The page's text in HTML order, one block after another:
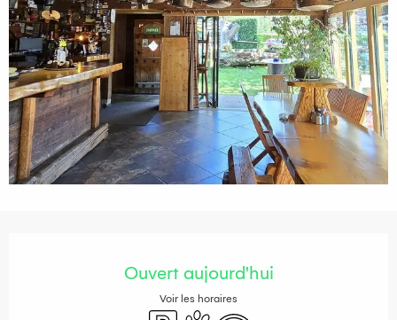
Ouvert aujourd'hui
Voir les horaires
ParkingAnimaux acceptés
WiFi